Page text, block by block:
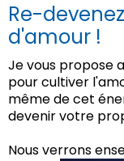
Re-
d'amour !
Je vous propose
pour cultiver
même de cet
devenir votre
Nous verrons